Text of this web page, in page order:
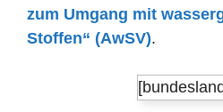
zum Umgang mit
Stoffen“ (AwSV).